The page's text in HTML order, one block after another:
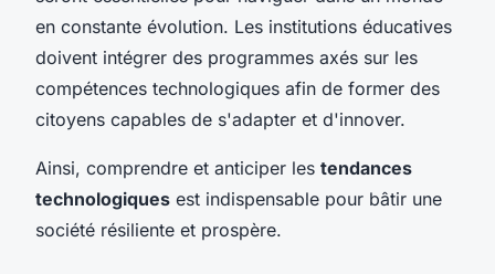
en constante évolution. Les institutions éducatives
doivent intégrer des programmes axés sur les
compétences technologiques afin de former des
citoyens capables de s'adapter et d'innover.
Ainsi, comprendre et anticiper les tendances
technologiques est indispensable pour bâtir une
société résiliente et prospère.